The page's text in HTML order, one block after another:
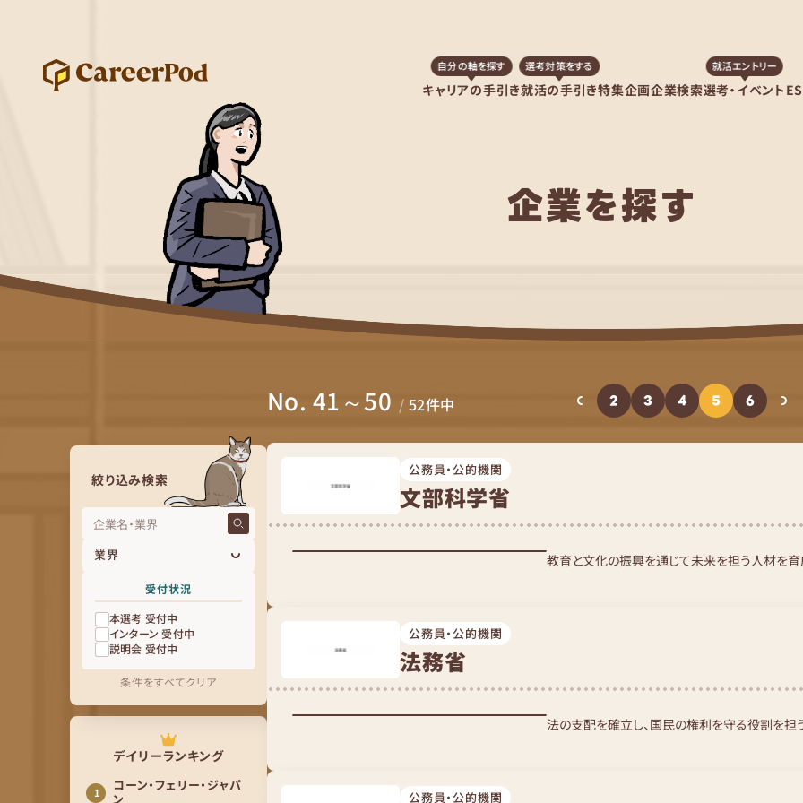
キャリアの手引き
自分の軸を探す
就活の手引き
選考対策をする
特集企画企業検索選考・イベント
就活エントリー
企業を探す
絞り込み検索
業界
受付状況
本選考 受付中
インターン 受付中
説明会 受付中
条件をすべてクリア
デイリーランキング
コーン・フェリー・ジャパ
ン
No. 41～50 / 52件中 2 3 4 5 6
公務員・公的機関
文部科学省
教育と文化の振興を通じて未来を担う人材を育
公務員・公的機関
法務省
法の支配を確立し、国民の権利を守る役割を担
公務員・公的機関